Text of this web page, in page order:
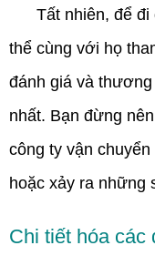
Tất nhiên, để
thể cùng với họ
đánh giá và
nhất. Bạn đừng
công ty vận
hoặc xảy ra những
Chi tiết hóa các